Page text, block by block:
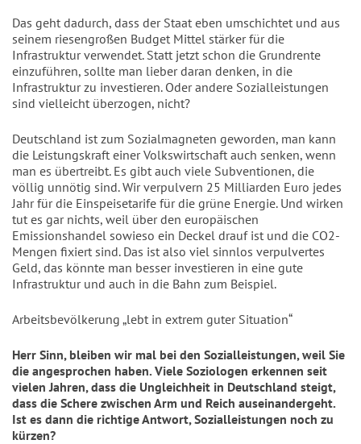
Das geht dadurch, dass der Staat eben umschichtet und aus
seinem riesengroßen Budget Mittel stärker für die
Infrastruktur verwendet. Statt jetzt schon die Grundrente
einzuführen, sollte man lieber daran denken, in die
Infrastruktur zu investieren. Oder andere Sozialleistungen
sind vielleicht überzogen, nicht?
Deutschland ist zum Sozialmagneten geworden, man kann
die Leistungskraft einer Volkswirtschaft auch senken, wenn
man es übertreibt. Es gibt auch viele Subventionen, die
völlig unnötig sind. Wir verpulvern 25 Milliarden Euro jedes
Jahr für die Einspeisetarife für die grüne Energie. Und wirken
tut es gar nichts, weil über den europäischen
Emissionshandel sowieso ein Deckel drauf ist und die CO2-
Mengen fixiert sind. Das ist also viel sinnlos verpulvertes
Geld, das könnte man besser investieren in eine gute
Infrastruktur und auch in die Bahn zum Beispiel.
Arbeitsbevölkerung „lebt in extrem guter Situation“
Herr Sinn, bleiben wir mal bei den Sozialleistungen, weil Sie
die angesprochen haben. Viele Soziologen erkennen seit
vielen Jahren, dass die Ungleichheit in Deutschland steigt,
dass die Schere zwischen Arm und Reich auseinandergeht.
Ist es dann die richtige Antwort, Sozialleistungen noch zu
kürzen?